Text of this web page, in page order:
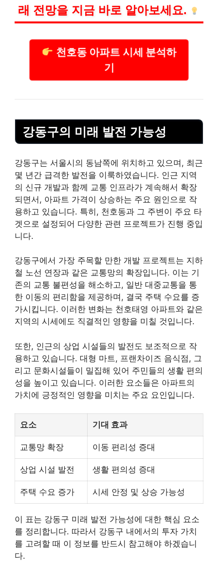
래 전망을 지금 바로 알아보세요.
천호동 아파트 시세 분석하
기
강동구의 미래 발전 가능성
강동구는 서울시의 동남쪽에 위치하고 있으며, 최근
몇 년간 급격한 발전을 이룩하였습니다. 인근 지역
의 신규 개발과 함께 교통 인프라가 계속해서 확장
되면서, 아파트 가격이 상승하는 주요 원인으로 작
용하고 있습니다. 특히, 천호동과 그 주변이 주요 타
겟으로 설정되어 다양한 관련 프로젝트가 진행 중입
니다.
강동구에서 가장 주목할 만한 개발 프로젝트는 지하
철 노선 연장과 같은 교통망의 확장입니다. 이는 기
존의 교통 불편성을 해소하고, 일반 대중교통을 통
한 이동의 편리함을 제공하며, 결국 주택 수요를 증
가시킵니다. 이러한 변화는 천호태영 아파트와 같은
지역의 시세에도 직결적인 영향을 미칠 것입니다.
또한, 인근의 상업 시설들의 발전도 보조적으로 작
용하고 있습니다. 대형 마트, 프랜차이즈 음식점, 그
리고 문화시설들이 밀집해 있어 주민들의 생활 편의
성을 높이고 있습니다. 이러한 요소들은 아파트의
가치에 긍정적인 영향을 미치는 주요 요인입니다.
요소 기대 효과
교통망 확장 이동 편리성 증대
상업 시설 발전 생활 편의성 증대
주택 수요 증가 시세 안정 및 상승 가능성
이 표는 강동구 미래 발전 가능성에 대한 핵심 요소
를 정리합니다. 따라서 강동구 내에서의 투자 가치
를 고려할 때 이 정보를 반드시 참고해야 하겠습니
다.